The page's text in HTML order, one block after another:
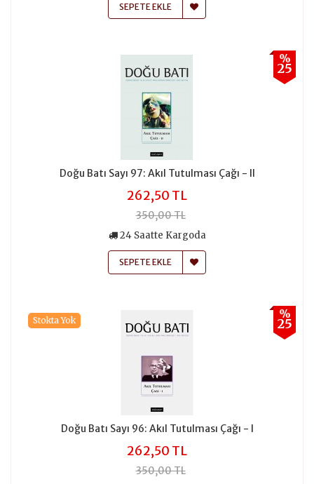
SEPETE EKLE
%
25
Doğu Batı Sayı 97: Akıl Tutulması Çağı - II
262,50 TL
350,00 TL
24 Saatte Kargoda
SEPETE EKLE
%
25
Stokta Yok
Doğu Batı Sayı 96: Akıl Tutulması Çağı - I
262,50 TL
350,00 TL